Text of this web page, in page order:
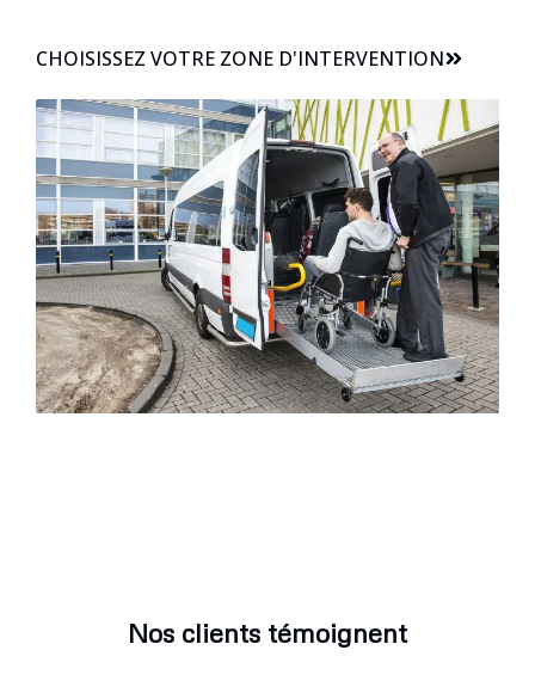
CHOISISSEZ VOTRE ZONE D'INTERVENTION
Nos clients témoignent